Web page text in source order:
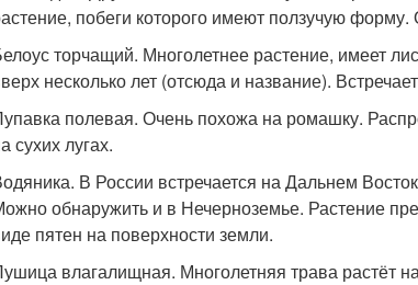
побеги которого имеют ползучую
торчащий. Многолетнее растение, имеет
несколько лет (отсюда и название).
полевая. Очень похожа на ромашку.
сухих лугах.
В России встречается на Дальнем
обнаружить и в Нечерноземье. Растение
пятен на поверхности земли.
влагалищная. Многолетняя трава растёт